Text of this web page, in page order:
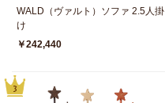
WALD（ヴァルト）ソファ 2.5人掛
け
￥242,440